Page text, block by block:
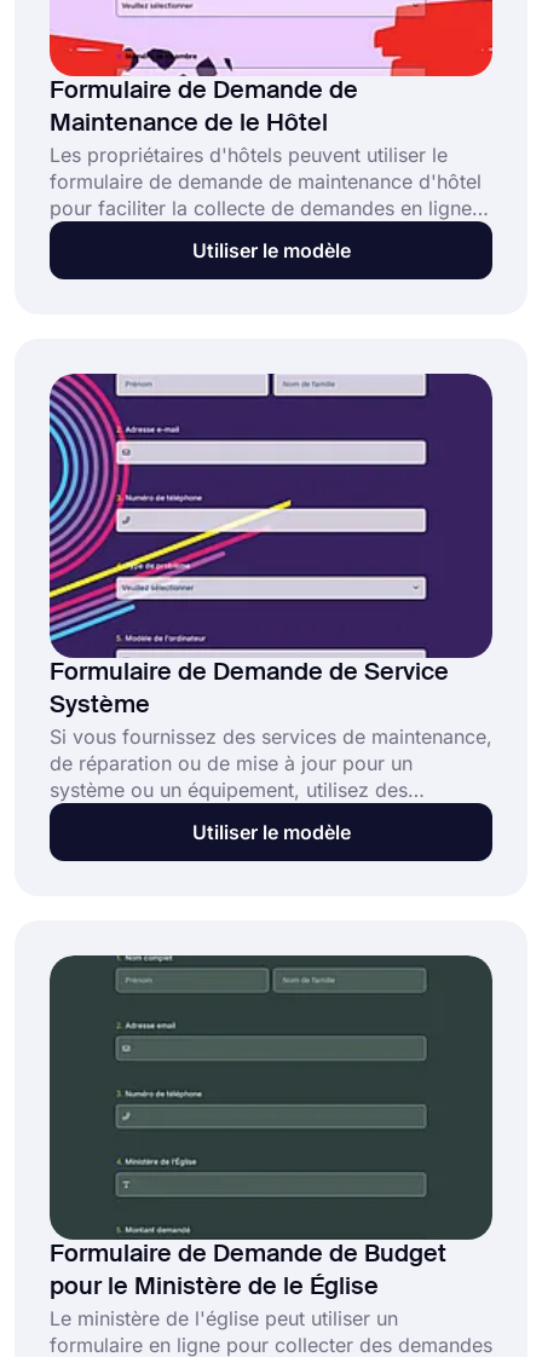
Formulaire de Demande de
Maintenance de le Hôtel
Les propriétaires d'hôtels peuvent utiliser le
formulaire de demande de maintenance d'hôtel
pour faciliter la collecte de demandes en ligne.
Utilisez ce modèle prêt à l'emploi,
personnalisez-le et publiez-le sur votre site
de code.
Utiliser le modèle
Formulaire de Demande de Service
Système
Si vous fournissez des services de maintenance,
de réparation ou de mise à jour pour un
système ou un équipement, utilisez des
formulaires en ligne pour répondre à vos clients
de manière plus efficace et rapide. Créez votre
votre formulaire à partager en seulement
quelques minutes !
Utiliser le modèle
Formulaire de Demande de Budget
pour le Ministère de le Église
Le ministère de l'église peut utiliser un
formulaire en ligne pour collecter des demandes